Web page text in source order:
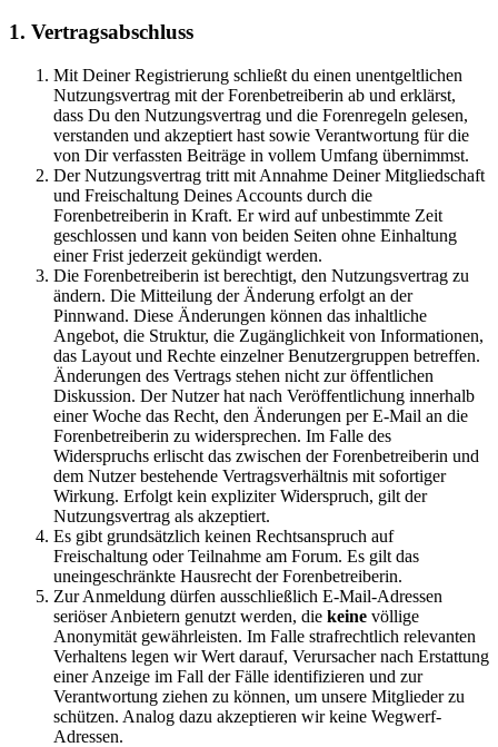
1. Vertragsabschluss
Mit Deiner Registrierung schließt du einen unentgeltlichen
Nutzungsvertrag mit der Forenbetreiberin ab und erklärst,
dass Du den Nutzungsvertrag und die Forenregeln gelesen,
verstanden und akzeptiert hast sowie Verantwortung für die
von Dir verfassten Beiträge in vollem Umfang übernimmst.
Der Nutzungsvertrag tritt mit Annahme Deiner Mitgliedschaft
und Freischaltung Deines Accounts durch die
Forenbetreiberin in Kraft. Er wird auf unbestimmte Zeit
geschlossen und kann von beiden Seiten ohne Einhaltung
einer Frist jederzeit gekündigt werden.
Die Forenbetreiberin ist berechtigt, den Nutzungsvertrag zu
ändern. Die Mitteilung der Änderung erfolgt an der
Pinnwand. Diese Änderungen können das inhaltliche
Angebot, die Struktur, die Zugänglichkeit von Informationen,
das Layout und Rechte einzelner Benutzergruppen betreffen.
Änderungen des Vertrags stehen nicht zur öffentlichen
Diskussion. Der Nutzer hat nach Veröffentlichung innerhalb
einer Woche das Recht, den Änderungen per E-Mail an die
Forenbetreiberin zu widersprechen. Im Falle des
Widerspruchs erlischt das zwischen der Forenbetreiberin und
dem Nutzer bestehende Vertragsverhältnis mit sofortiger
Wirkung. Erfolgt kein expliziter Widerspruch, gilt der
Nutzungsvertrag als akzeptiert.
Es gibt grundsätzlich keinen Rechtsanspruch auf
Freischaltung oder Teilnahme am Forum. Es gilt das
uneingeschränkte Hausrecht der Forenbetreiberin.
Zur Anmeldung dürfen ausschließlich E-Mail-Adressen
seriöser Anbietern genutzt werden, die keine völlige
Anonymität gewährleisten. Im Falle strafrechtlich relevanten
Verhaltens legen wir Wert darauf, Verursacher nach Erstattung
einer Anzeige im Fall der Fälle identifizieren und zur
Verantwortung ziehen zu können, um unsere Mitglieder zu
schützen. Analog dazu akzeptieren wir keine Wegwerf-
Adressen.